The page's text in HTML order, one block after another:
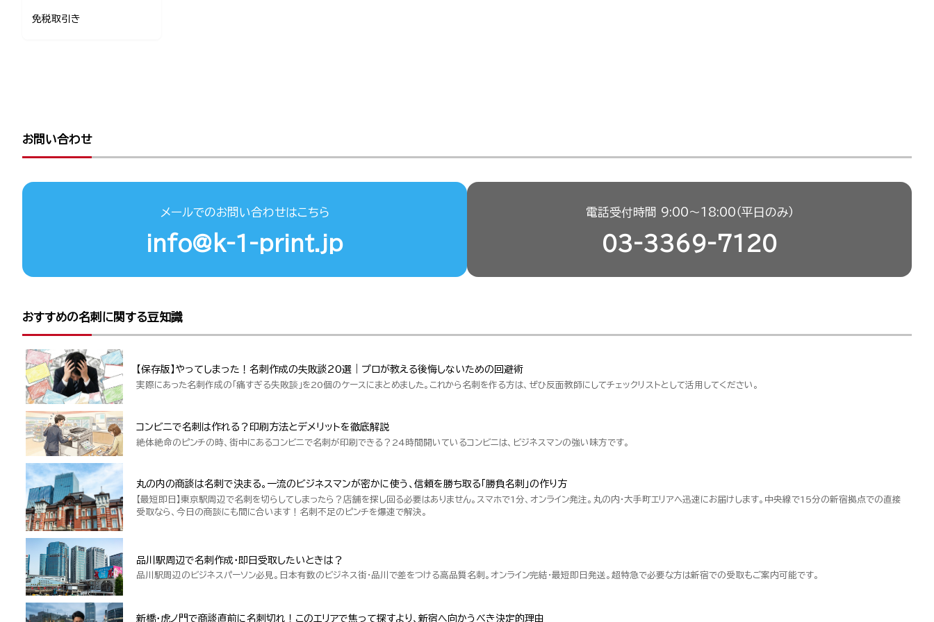
免税取引き
お問い合わせ
メールでのお問い合わせはこちら
info@k-1-print.jp
電話受付時間 9:00〜18:00（平日のみ）
03-3369-7120
おすすめの名刺に関する豆知識
【保存版】やってしまった！名刺作成の失敗談20選｜プロが教える後悔しないための回避術
実際にあった名刺作成の「痛すぎる失敗談」を20個のケースにまとめました。これから名刺を作る方は、ぜひ反面教師にしてチェックリストとして活用してください。
コンビニで名刺は作れる？印刷方法とデメリットを徹底解説
絶体絶命のピンチの時、街中にあるコンビニで名刺が印刷できる？24時間開いているコンビニは、ビジネスマンの強い味方です。
丸の内の商談は名刺で決まる。一流のビジネスマンが密かに使う、信頼を勝ち取る「勝負名刺」の作り方
【最短即日】東京駅周辺で名刺を切らしてしまったら？店舗を探し回る必要はありません。スマホで1分、オンライン発注。丸の内・大手町エリアへ迅速にお届けします。中央線で15分の新宿拠点での直接
受取なら、今日の商談にも間に合います！名刺不足のピンチを爆速で解決。
品川駅周辺で名刺作成・即日受取したいときは？
品川駅周辺のビジネスパーソン必見。日本有数のビジネス街・品川で差をつける高品質名刺。オンライン完結・最短即日発送。超特急で必要な方は新宿での受取もご案内可能です。
新橋・虎ノ門で商談直前に名刺切れ！このエリアで焦って探すより、新宿へ向かうべき決定的理由